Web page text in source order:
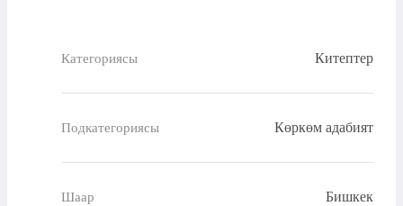
Категориясы Китептер
Подкатегориясы Көркөм адабият
Шаар Бишкек